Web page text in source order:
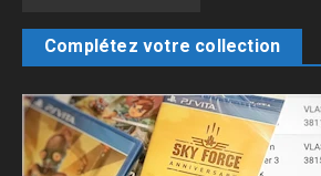
Complétez votre collection